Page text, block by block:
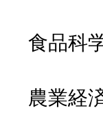
ﾌﾗﾜｰﾃ
食品科
食品
農業経
情報